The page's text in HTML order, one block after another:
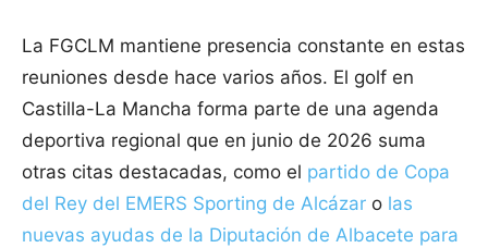
La FGCLM mantiene presencia constante en estas
reuniones desde hace varios años. El golf en
Castilla-La Mancha forma parte de una agenda
deportiva regional que en junio de 2026 suma
otras citas destacadas, como el partido de Copa
del Rey del EMERS Sporting de Alcázar o las
nuevas ayudas de la Diputación de Albacete para